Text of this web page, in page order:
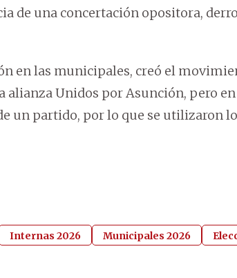
de una concertación opositora,
en las municipales, creó el
alianza Unidos por Asunción, pero
un partido, por lo que se utilizaron
Internas 2026 Municipales 2026